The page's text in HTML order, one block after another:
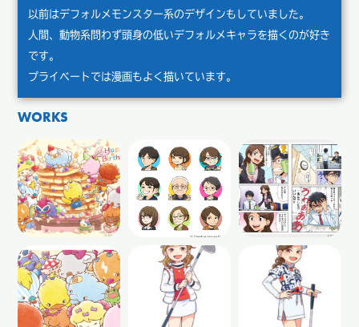
以前はデフォルメモンスター系のデザインもしていました。
人間、動物系問わず頭身の低いデフォルメキャラを描くのが好き
です。
プライベートでは漫画もよく描いています。
WORKS